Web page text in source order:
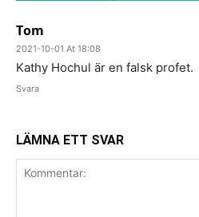
Tom
2021-10-01 At 18:08
Kathy Hochul är en falsk profet.
Svara
LÄMNA ETT SVAR